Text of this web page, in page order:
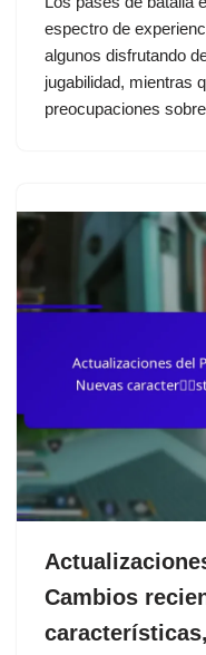
espectro de
algunos disfrutando
jugabilidad, mientras
preocupaciones
Cambios